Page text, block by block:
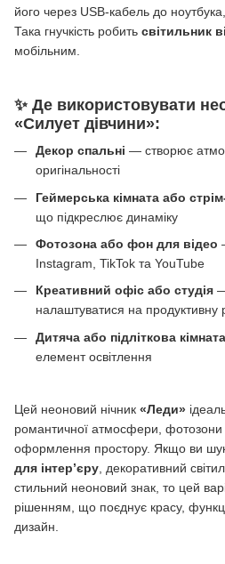
його через USB-кабель до
Така гнучкість робить світильник
мобільним.
✨ Де використовувати
«Силует дівчини»:
Декор спальні — створює
оригінальності
Геймерська кімната або
що підкреслює динаміку
Фотозона або фон для відео
Instagram, TikTok та YouTube
Креативний офіс або студія
налаштуватися на продуктивну
Дитяча або підліткова кімната
елемент освітлення
Цей неоновий нічник «Леди»
романтичної атмосфери, фотозони
оформлення простору. Якщо ви
для інтер’єру, декоративний
стильний неоновий знак, то цей
рішенням, що поєднує красу,
дизайн.